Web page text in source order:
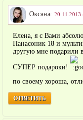
Оксана: 20.11.2013
Елена, я с Вами
Панасоник 18 и
другую мне подарили
СУПЕР подароки!
по своему хороша,
ОТВЕТИТЬ